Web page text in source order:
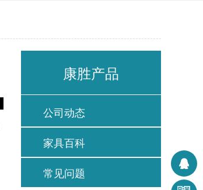
康胜产品
公司动态
家具百科
常见问题